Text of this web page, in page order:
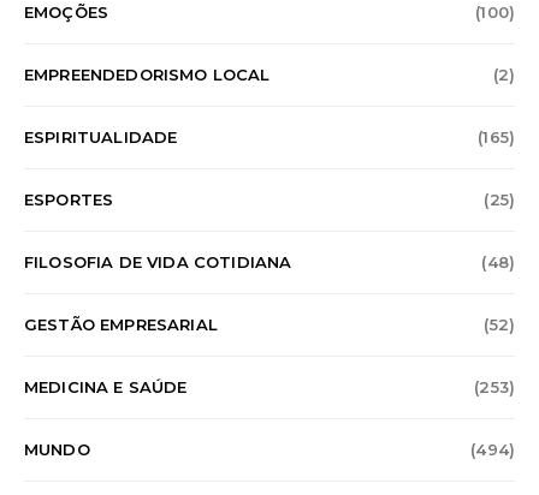
EMOÇÕES (100)
EMPREENDEDORISMO LOCAL (2)
ESPIRITUALIDADE (165)
ESPORTES (25)
FILOSOFIA DE VIDA COTIDIANA (48)
GESTÃO EMPRESARIAL (52)
MEDICINA E SAÚDE (253)
MUNDO (494)